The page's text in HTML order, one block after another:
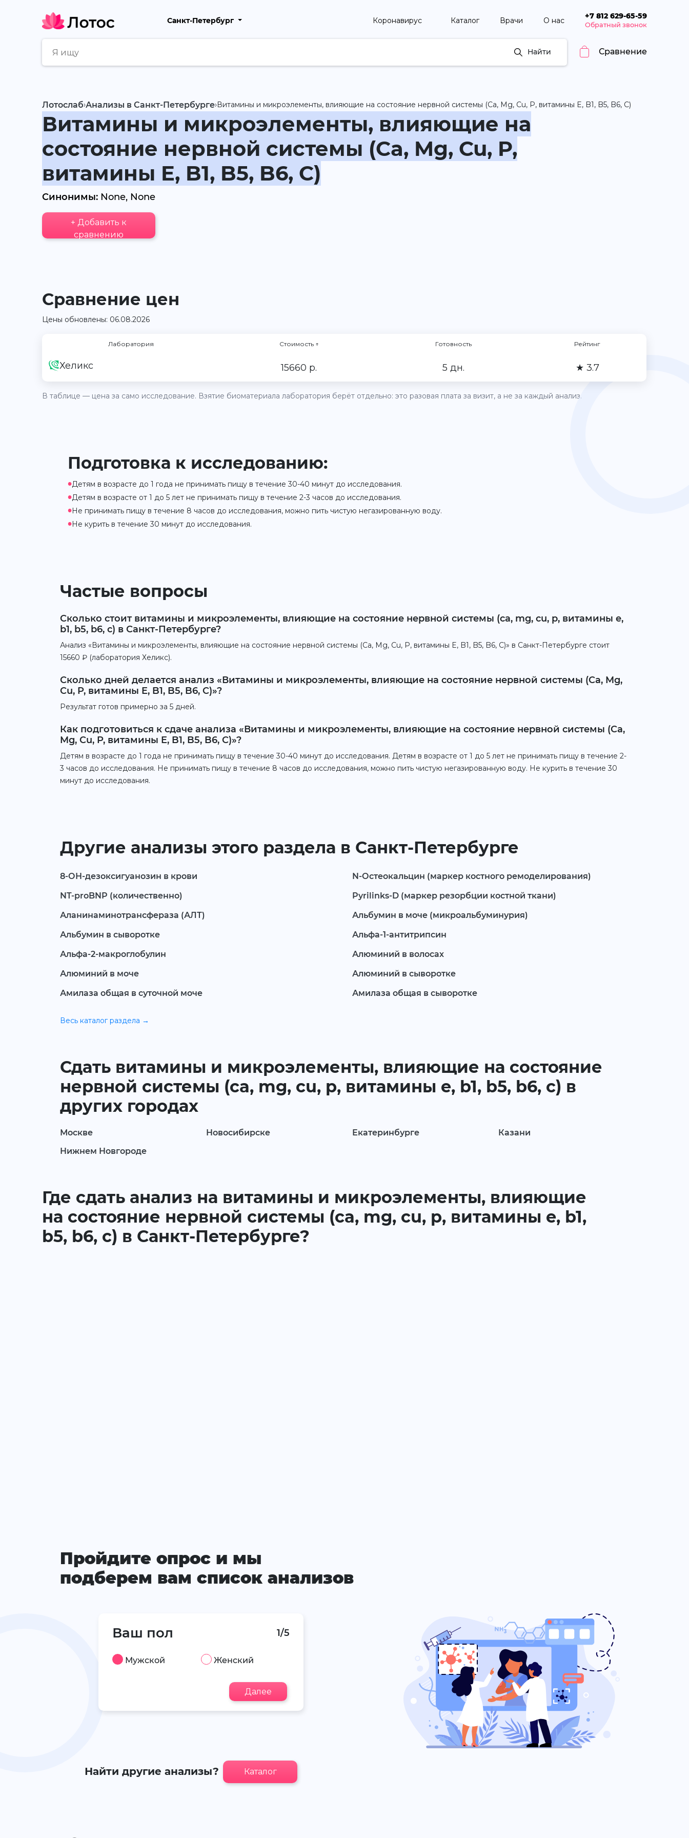
Санкт-Петербург Коронавирус Каталог Врачи О нас +7 812 629-65-59
Обратный звонок
Найти Сравнение
Лотослаб›Анализы в Санкт-Петербурге›Витамины и микроэлементы, влияющие на состояние нервной системы (Ca, Mg, Cu, P, витамины E, B1, B5, B6, C)
Витамины и микроэлементы, влияющие на
состояние нервной системы (Ca, Mg, Cu, P,
витамины E, B1, B5, B6, C)
Синонимы: None, None
+ Добавить к
сравнению
Сравнение цен
Цены обновлены: 06.08.2026
Лаборатория Стоимость ↑ Готовность Рейтинг
Хеликс 15660 р. 5 дн. ★ 3.7
В таблице — цена за само исследование. Взятие биоматериала лаборатория берёт отдельно: это разовая плата за визит, а не за каждый анализ.
Подготовка к исследованию:
•Детям в возрасте до 1 года не принимать пищу в течение 30-40 минут до исследования.
•Детям в возрасте от 1 до 5 лет не принимать пищу в течение 2-3 часов до исследования.
•Не принимать пищу в течение 8 часов до исследования, можно пить чистую негазированную воду.
•Не курить в течение 30 минут до исследования.
Частые вопросы
Сколько стоит витамины и микроэлементы, влияющие на состояние нервной системы (ca, mg, cu, p, витамины e,
b1, b5, b6, c) в Санкт-Петербурге?
Анализ «Витамины и микроэлементы, влияющие на состояние нервной системы (Ca, Mg, Cu, P, витамины E, B1, B5, B6, C)» в Санкт-Петербурге стоит
15660 ₽ (лаборатория Хеликс).
Сколько дней делается анализ «Витамины и микроэлементы, влияющие на состояние нервной системы (Ca, Mg,
Cu, P, витамины E, B1, B5, B6, C)»?
Результат готов примерно за 5 дней.
Как подготовиться к сдаче анализа «Витамины и микроэлементы, влияющие на состояние нервной системы (Ca,
Mg, Cu, P, витамины E, B1, B5, B6, C)»?
Детям в возрасте до 1 года не принимать пищу в течение 30-40 минут до исследования. Детям в возрасте от 1 до 5 лет не принимать пищу в течение 2-
3 часов до исследования. Не принимать пищу в течение 8 часов до исследования, можно пить чистую негазированную воду. Не курить в течение 30
минут до исследования.
Другие анализы этого раздела в Санкт-Петербурге
8-ОН-дезоксигуанозин в крови
N-Остеокальцин (маркер костного ремоделирования)
NT-proBNP (количественно)
Pyrilinks-D (маркер резорбции костной ткани)
Аланинаминотрансфераза (АЛТ)
Альбумин в моче (микроальбуминурия)
Альбумин в сыворотке
Альфа-1-антитрипсин
Альфа-2-макроглобулин
Алюминий в волосах
Алюминий в моче
Алюминий в сыворотке
Амилаза общая в суточной моче
Амилаза общая в сыворотке
Весь каталог раздела →
Сдать витамины и микроэлементы, влияющие на состояние
нервной системы (ca, mg, cu, p, витамины e, b1, b5, b6, c) в
других городах
Москве Новосибирске Екатеринбурге
Казани
Нижнем Новгороде
Где сдать анализ на витамины и микроэлементы, влияющие
на состояние нервной системы (ca, mg, cu, p, витамины e, b1,
b5, b6, c) в Санкт-Петербурге?
Пройдите опрос и мы
подберем вам список анализов
Ваш пол 1/5
Мужской Женский
Далее
Найти другие анализы? Каталог